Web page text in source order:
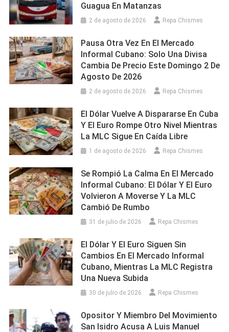
Guagua En Matanzas
2 de agosto de 2026 Repa Chismes
Pausa Otra Vez En El Mercado
Informal Cubano: Solo Una Divisa
Cambia De Precio Este Domingo 2 De
Agosto De 2026
2 de agosto de 2026 Repa Chismes
El Dólar Vuelve A Dispararse En Cuba
Y El Euro Rompe Otro Nivel Mientras
La MLC Sigue En Caída Libre
1 de agosto de 2026 Repa Chismes
Se Rompió La Calma En El Mercado
Informal Cubano: El Dólar Y El Euro
Volvieron A Moverse Y La MLC
Cambió De Rumbo
31 de julio de 2026 Repa Chismes
El Dólar Y El Euro Siguen Sin
Cambios En El Mercado Informal
Cubano, Mientras La MLC Registra
Una Nueva Subida
30 de julio de 2026 Repa Chismes
Opositor Y Miembro Del Movimiento
San Isidro Acusa A Luis Manuel